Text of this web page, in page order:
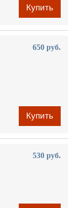
Купить
650 руб.
Купить
530 руб.